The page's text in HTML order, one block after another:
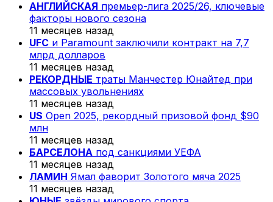
АНГЛИЙСКАЯ премьер-лига 2025/26, ключевые
факторы нового сезона
11 месяцев назад
UFC и Paramount заключили контракт на 7,7
млрд долларов
11 месяцев назад
РЕКОРДНЫЕ траты Манчестер Юнайтед при
массовых увольнениях
11 месяцев назад
US Open 2025, рекордный призовой фонд $90
млн
11 месяцев назад
БАРСЕЛОНА под санкциями УЕФА
11 месяцев назад
ЛАМИН Ямал фаворит Золотого мяча 2025
11 месяцев назад